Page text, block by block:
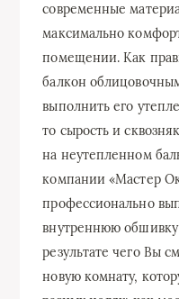
современные
максимально
помещении. Как
балкон
выполнить его
то сырость и
на неутепленном
компании «Мастер
профессионально
внутреннюю
результате чего Вы
новую комнату,